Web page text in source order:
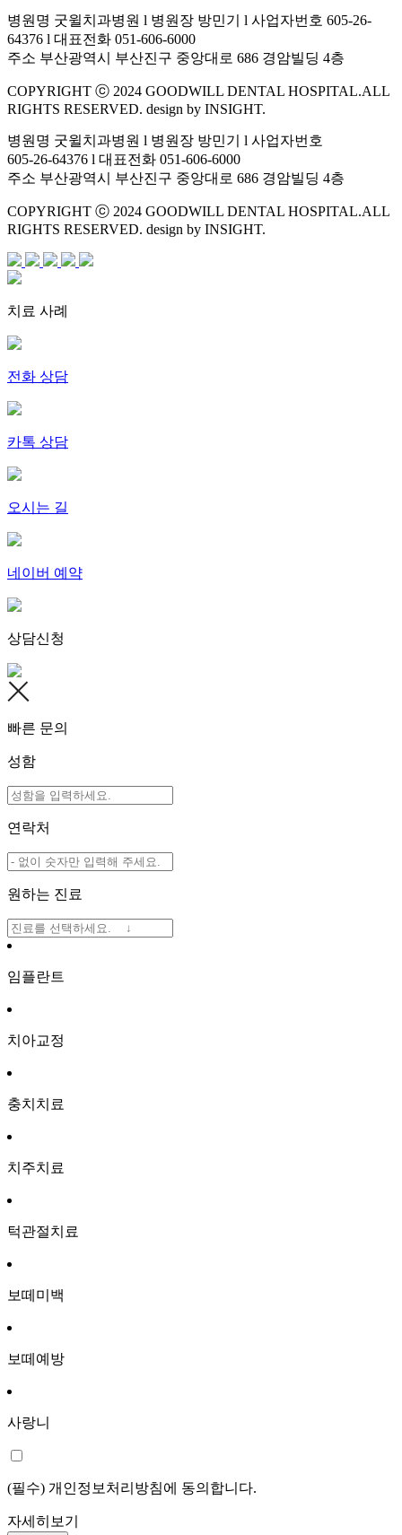
병원명 굿윌치과병원 l 병원장 방민기 l 사업자번호 605-26-
64376 l 대표전화 051-606-6000
주소 부산광역시 부산진구 중앙대로 686 경암빌딩 4층
COPYRIGHT ⓒ 2024 GOODWILL DENTAL HOSPITAL.ALL
RIGHTS RESERVED. design by INSIGHT.
병원명 굿윌치과병원 l 병원장 방민기 l 사업자번호
605-26-64376 l 대표전화 051-606-6000
주소 부산광역시 부산진구 중앙대로 686 경암빌딩 4층
COPYRIGHT ⓒ 2024 GOODWILL DENTAL HOSPITAL.ALL
RIGHTS RESERVED. design by INSIGHT.
치료 사례
전화 상담
카톡 상담
오시는 길
네이버 예약
상담신청
빠른 문의
성함
연락처
원하는 진료
임플란트
치아교정
충치치료
치주치료
턱관절치료
보떼미백
보떼예방
사랑니
(필수) 개인정보처리방침에 동의합니다.
자세히보기